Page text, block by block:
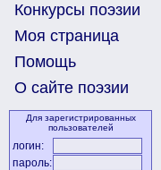
Конкурсы поэзии
Моя страница
Помощь
О сайте поэзии
Для зарегистрированных
пользователей
логин:
пароль: